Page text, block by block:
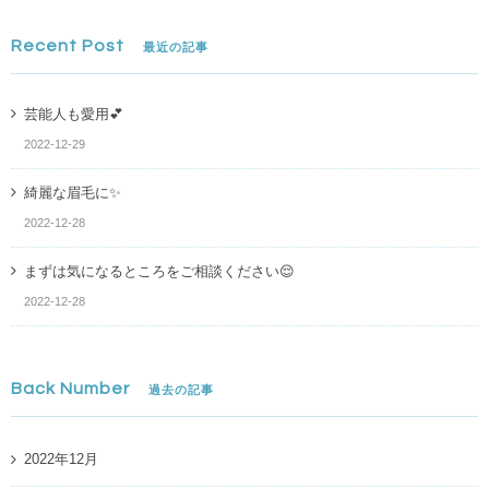
Recent Post 最近の記事
芸能人も愛用💕
2022-12-29
綺麗な眉毛に✨
2022-12-28
まずは気になるところをご相談ください😌
2022-12-28
Back Number 過去の記事
2022年12月